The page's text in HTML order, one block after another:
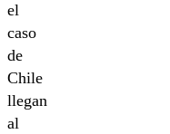
el
caso
de
Chile
llegan
al